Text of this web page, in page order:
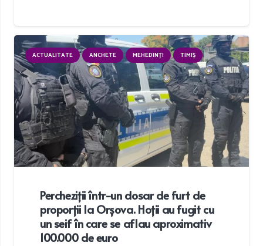
ACTUALITATE ANCHETE MEHEDINȚI TIMIȘ
Percheziții într-un dosar de furt de
proporții la Orșova. Hoții au fugit cu
un seif în care se aflau aproximativ
100.000 de euro